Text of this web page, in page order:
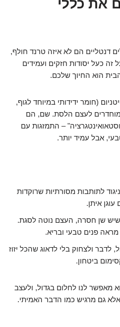
את כללי
דנטליים הם לא איזה טרנד חולף,
כעל יסודות חזקים ועמידים
הוא החיוך שלכם.
(חומר ידידותי במיוחד לגוף,
לעצם הלסת. שם, הם
– התמזגות עם
אבל עמיד יותר.
לתותבות מסורתיות שרוקדות
איתן.
שן חסרה, העצם נוטה לסגת.
פנים טבעי ובריא.
לדבר ולצחוק בלי לדאוג שהכל יזוז
ביטחון.
מאפשר לנו לחלום בגדול, ולעצב
גם מרגיש כמו הדבר האמיתי.